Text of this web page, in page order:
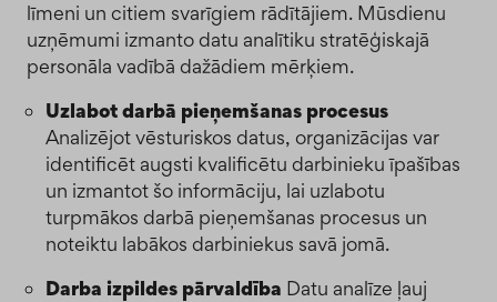
līmeni un citiem svarīgiem rādītājiem. Mūsdienu
uzņēmumi izmanto datu analītiku stratēģiskajā
personāla vadībā dažādiem mērķiem.
Uzlabot darbā pieņemšanas procesus
Analizējot vēsturiskos datus, organizācijas var
identificēt augsti kvalificētu darbinieku īpašības
un izmantot šo informāciju, lai uzlabotu
turpmākos darbā pieņemšanas procesus un
noteiktu labākos darbiniekus savā jomā.
Darba izpildes pārvaldība Datu analīze ļauj